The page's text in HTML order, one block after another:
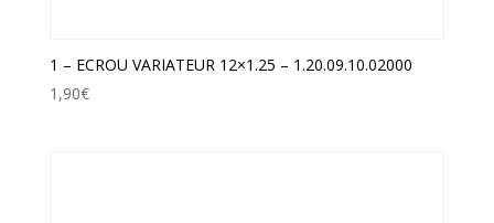
1 – ECROU VARIATEUR 12×1.25 – 1.20.09.10.02000
1,90€